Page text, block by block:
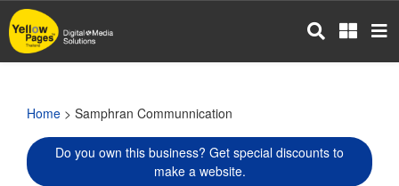
Skip
to
main
Home > Samphran Communnication
Do you own this business? Get special discounts to
make a website.